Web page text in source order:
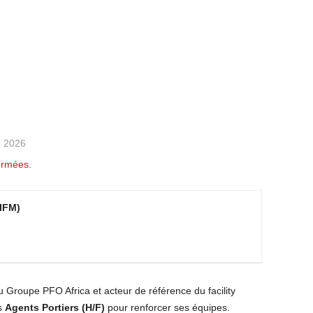
2026
PFO Africa et acteur de référence du facility
Agents Portiers (H/F) pour renforcer ses équipes.